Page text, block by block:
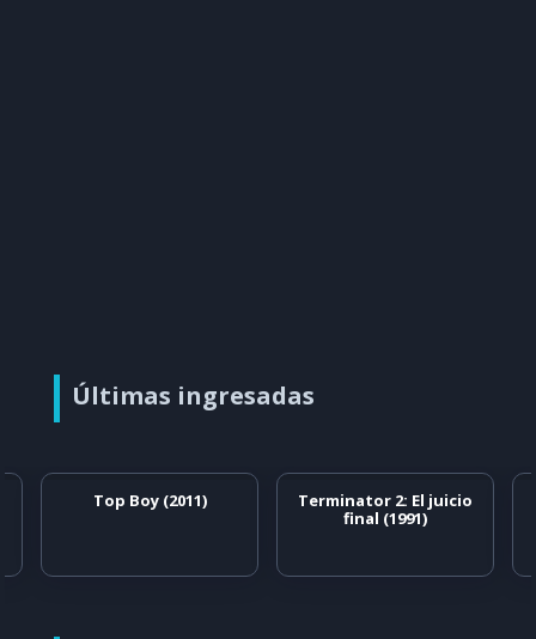
Últimas ingresadas
Top Boy (2011)
Terminator 2: El juicio
final (1991)